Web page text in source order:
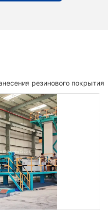
резинового покрытия